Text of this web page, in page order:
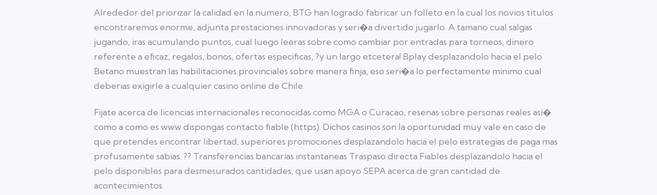
Alrededor del priorizar la calidad en la numero, BTG han logrado fabricar un folleto en la cual los novios titulos
encontraremos enorme, adjunta prestaciones innovadoras y seri�a divertido jugarlo. A tamano cual salgas
jugando, iras acumulando puntos, cual luego leeras sobre como cambiar por entradas para torneos, dinero
referente a eficaz, regalos, bonos, ofertas especificas, ?y un largo etcetera! Bplay desplazandolo hacia el pelo
Betano muestran las habilitaciones provinciales sobre manera finja, eso seri�a lo perfectamente minimo cual
deberias exigirle a cualquier casino online de Chile.
Fijate acerca de licencias internacionales reconocidas como MGA o Curacao, resenas sobre personas reales asi�
como a como es www dispongas contacto fiable (https). Dichos casinos son la oportunidad muy vale en caso de
que pretendes encontrar libertad, superiores promociones desplazandolo hacia el pelo estrategias de paga mas
profusamente sabias. ?? Transferencias bancarias instantaneas Traspaso directa Fiables desplazandolo hacia el
pelo disponibles para desmesurados cantidades, que usan apoyo SEPA acerca de gran cantidad de
acontecimientos.